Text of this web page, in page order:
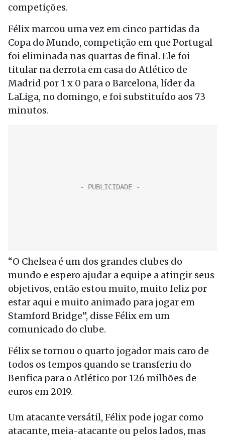
competições.
Félix marcou uma vez em cinco partidas da
Copa do Mundo, competição em que Portugal
foi eliminada nas quartas de final. Ele foi
titular na derrota em casa do Atlético de
Madrid por 1 x 0 para o Barcelona, líder da
LaLiga, no domingo, e foi substituído aos 73
minutos.
“O Chelsea é um dos grandes clubes do
mundo e espero ajudar a equipe a atingir seus
objetivos, então estou muito, muito feliz por
estar aqui e muito animado para jogar em
Stamford Bridge”, disse Félix em um
comunicado do clube.
Félix se tornou o quarto jogador mais caro de
todos os tempos quando se transferiu do
Benfica para o Atlético por 126 milhões de
euros em 2019.
Um atacante versátil, Félix pode jogar como
atacante, meia-atacante ou pelos lados, mas